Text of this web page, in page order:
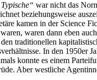
„Typische“ war nicht das
beziehungsweise
kamen in der Science
waren dann eben
traditionellen
In den 1950er
konnte es einem
Aber westliche